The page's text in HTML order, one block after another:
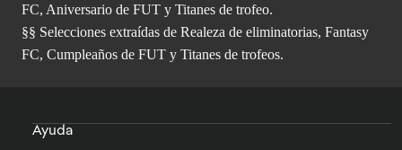
FC, Aniversario de FUT y Titanes de trofeo.
§§ Selecciones extraídas de Realeza de eliminatorias, Fantasy
FC, Cumpleaños de FUT y Titanes de trofeos.
Ayuda